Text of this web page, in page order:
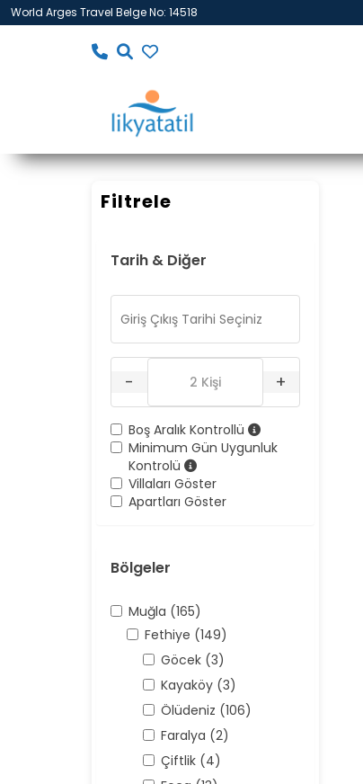
World Arges Travel Belge No: 14518
Filtrele
Tarih & Diğer
- +
Boş Aralık Kontrollü
Minimum Gün Uygunluk
Kontrolü
Villaları Göster
Apartları Göster
Bölgeler
Muğla (165)
Fethiye (149)
Göcek (3)
Kayaköy (3)
Ölüdeniz (106)
Faralya (2)
Çiftlik (4)